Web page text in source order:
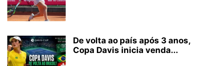
De volta ao país após 3 anos,
Copa Davis inicia venda...